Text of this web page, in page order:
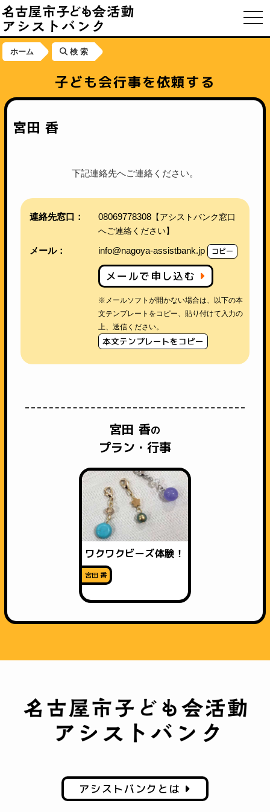
ホーム 検 索
子ども会行事を依頼する
宮田 香
下記連絡先へご連絡ください。
連絡先窓口： 08069778308【アシストバンク窓口
へご連絡ください】
メール： info@nagoya-assistbank.jp コピー
メールで申し込む
※メールソフトが開かない場合は、以下の本
文テンプレートをコピー、貼り付けて入力の
上、送信ください。
本文テンプレートをコピー
宮田 香の
プラン・行事
ワクワクビーズ体験！
宮田 香
アシストバンクとは